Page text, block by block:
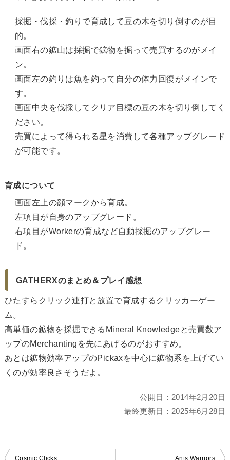
採掘・伐採・釣りで育成して豆の木を切り倒すのが目
的。
画面右の鉱山は採掘で鉱物を掘って売買するのがメイ
ン。
画面左の釣りは魚を釣って自分の体力回復がメインで
す。
画面中央を伐採してクリア目標の豆の木を切り倒してく
ださい。
売買によって得られる星を消費して各種アップグレード
が可能です。
育成について
画面左上の顔マークから育成。
左項目が自身のアップグレード。
右項目がWorkerの育成など自動採掘のアップグレー
ド。
GATHERXのまとめ＆プレイ感想
ひたすらクリック連打と放置で育成するクリッカーゲー
ム。
高単価の鉱物を採掘できるMineral Knowledgeと売買数ア
ップのMerchantingを先にあげるのがおすすめ。
あとは鉱物効率アップのPickaxを中心に鉱物系を上げてい
くのが効率良さそうだよ。
公開日： 2014年2月20日
最終更新日： 2025年6月28日
Cosmic Clicks
Ants Warriors